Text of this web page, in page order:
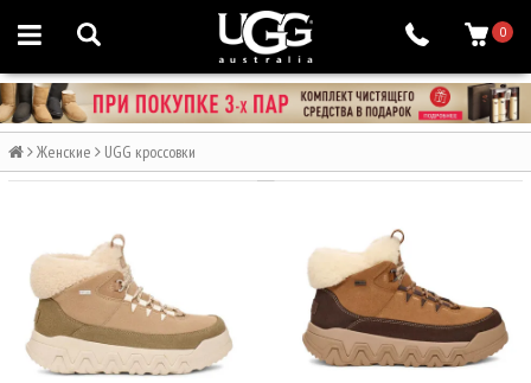
0
Женские UGG кроссовки